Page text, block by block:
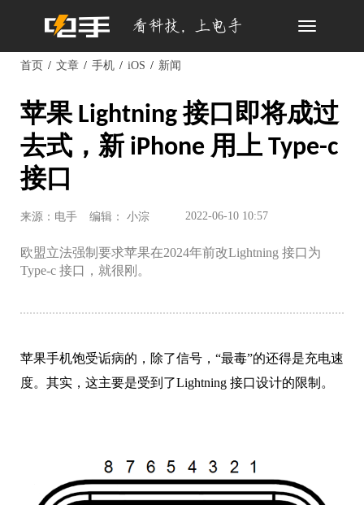
Toggle
首页 文章 手机 iOS 新闻
苹果 Lightning 接口即将成过
去式，新 iPhone 用上 Type-c
接口
来源：电手 编辑： 小淙 2022-06-10 10:57
欧盟立法强制要求苹果在2024年前改Lightning 接口为
Type-c 接口，就很刚。
苹果手机饱受诟病的，除了信号，“最毒”的还得是充电速
度。其实，这主要是受到了Lightning 接口设计的限制。